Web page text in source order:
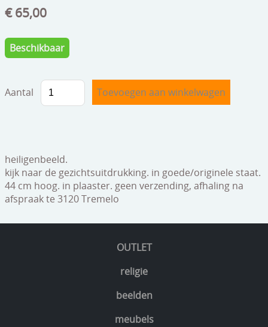
klokken
tapijten
boeken
geschenkcheques
OUTLET
religie
beelden
meubels
€ 65,00
Beschikbaar
Aantal
heiligenbeeld.
kijk naar de gezichtsuitdrukking. in goede/originele staat.
44 cm hoog. in plaaster. geen verzending, afhaling na
afspraak te 3120 Tremelo